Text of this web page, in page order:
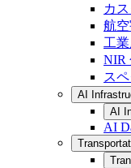
カ
航
工業
NIR
ス
AI
AI
AI